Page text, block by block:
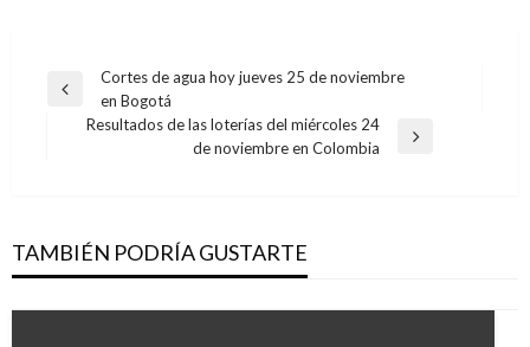
Navegación
Entrada
anterior
Cortes de agua hoy jueves 25 de noviembre
en Bogotá
Resultados de las loterías del miércoles 24
de noviembre en Colombia
TAMBIÉN PODRÍA GUSTARTE